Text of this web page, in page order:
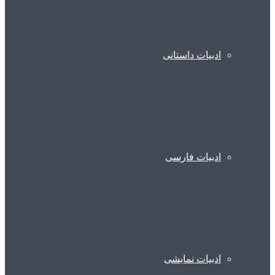
ادبیات داستانی
ادبیات فارسی
ادبیات نمایشی